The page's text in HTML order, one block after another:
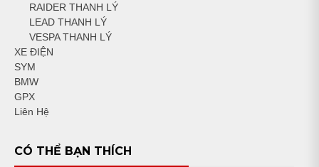
RAIDER THANH LÝ
LEAD THANH LÝ
VESPA THANH LÝ
XE ĐIỆN
SYM
BMW
GPX
Liên Hệ
CÓ THỂ BẠN THÍCH